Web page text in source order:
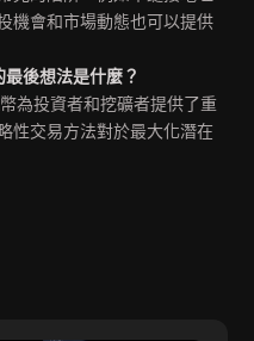
機會和市場動態也可以提供
後想法是什麼？
為投資者和挖礦者提供了重
性交易方法對於最大化潛在